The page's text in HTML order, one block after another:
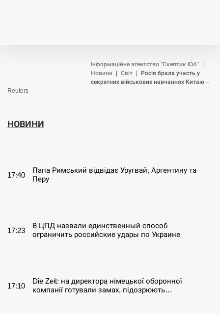
Інформаційне агентство "Скептик ЮА"
Новини
Світ
Росія брала участь у
секретних військових навчаннях Китаю –
Reuters
НОВИНИ
17:40
Папа Римський відвідає Уругвай, Аргентину та
Перу
17:23
В ЦПД назвали единственный способ
ограничить российские удары по Украине
17:10
Die Zeit: на директора німецької оборонної
компанії готували замах, підозрюють…